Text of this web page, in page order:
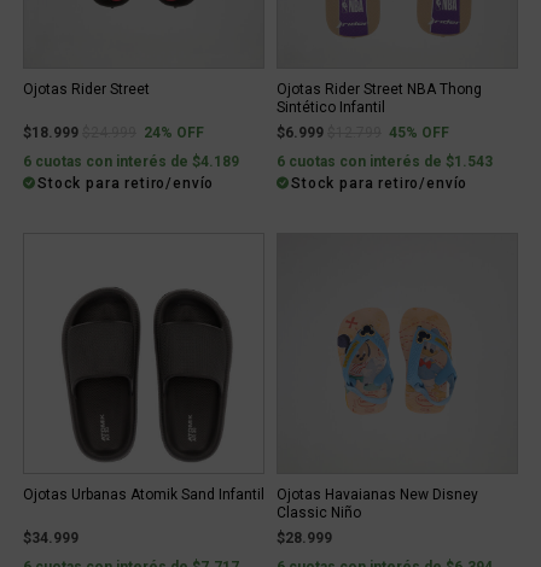
Ojotas Rider Street
$18.999 Price reduced from
to24% OFF
6 cuotas con interés de $4.189
Stock para retiro/envío
Ojotas Rider Street NBA Thong
Sintético Infantil
$6.999
Price reduced from
to45% OFF
6 cuotas con interés de $1.543
Stock para retiro/envío
Ojotas Urbanas Atomik Sand Infantil
$34.999
Ojotas Havaianas New Disney
Classic Niño
$28.999